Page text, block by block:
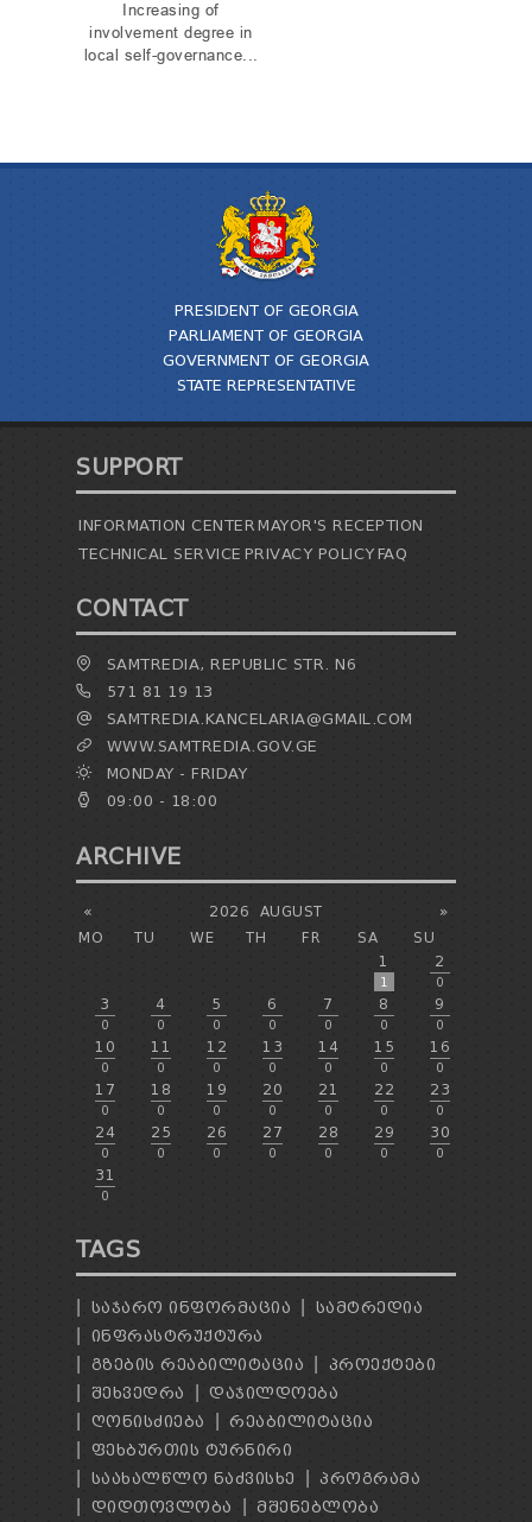
Increasing of
involvement degree in
local self-governance...
PRESIDENT OF GEORGIA
PARLIAMENT OF GEORGIA
GOVERNMENT OF GEORGIA
STATE REPRESENTATIVE
SUPPORT
INFORMATION CENTERMAYOR'S RECEPTION
TECHNICAL SERVICE PRIVACY POLICYFAQ
CONTACT
SAMTREDIA, REPUBLIC STR. N6
571 81 19 13
SAMTREDIA.KANCELARIA@GMAIL.COM
WWW.SAMTREDIA.GOV.GE
MONDAY - FRIDAY
09:00 - 18:00
ARCHIVE
« »
2026
AUGUST
MO
TU WE TH FR SA
SU
1
1
2
0
3
0
4
0
5
0
6
0
7
0
8
0
9
0
10
0
11
0
12
0
13
0
14
0
15
0
16
0
17
0
18
0
19
0
20
0
21
0
22
0
23
0
24
0
25
0
26
0
27
0
28
0
29
0
30
0
31
0
TAGS
ᲡᲐᲯᲐᲠᲝ ᲘᲜᲤᲝᲠᲛᲐᲪᲘᲐ
ᲡᲐᲛᲢᲠᲔᲓᲘᲐ
ᲘᲜᲤᲠᲐᲡᲢᲠᲣᲥᲢᲣᲠᲐ
ᲒᲖᲔᲑᲘᲡ ᲠᲔᲐᲑᲘᲚᲘᲢᲐᲪᲘᲐ
ᲞᲠᲝᲔᲥᲢᲔᲑᲘ
ᲨᲔᲮᲕᲔᲓᲠᲐ
ᲓᲐᲯᲘᲚᲓᲝᲔᲑᲐ
ᲦᲝᲜᲘᲡᲫᲘᲔᲑᲐ
ᲠᲔᲐᲑᲘᲚᲘᲢᲐᲪᲘᲐ
ᲤᲔᲮᲑᲣᲠᲗᲘᲡ ᲢᲣᲠᲜᲘᲠᲘ
ᲡᲐᲐᲮᲐᲚᲬᲚᲝ ᲜᲐᲫᲕᲘᲡᲮᲔ
ᲞᲠᲝᲒᲠᲐᲛᲐ
ᲓᲘᲓᲗᲝᲕᲚᲝᲑᲐ
ᲛᲨᲔᲜᲔᲑᲚᲝᲑᲐ